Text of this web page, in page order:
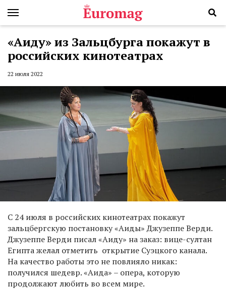
«Аиду» из Зальцбурга покажут в
российских кинотеатрах
22 июля 2022
С 24 июля в российских кинотеатрах покажут
зальцбергскую постановку «Аиды» Джузеппе Верди.
Джузеппе Верди писал «Аиду» на заказ: вице-султан
Египта желал отметить открытие Суэцкого канала.
На качество работы это не повлияло никак:
получился шедевр. «Аида» – опера, которую
продолжают любить во всем мире.